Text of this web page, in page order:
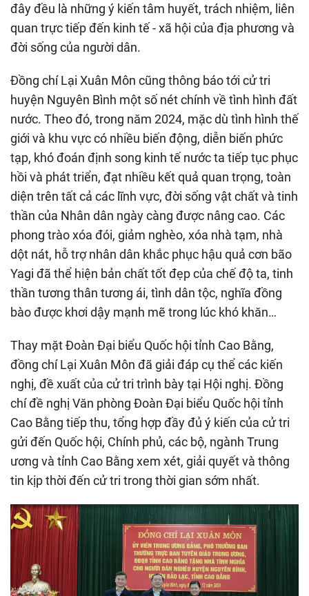
đây đều là những ý kiến tâm huyết, trách nhiệm, liên
quan trực tiếp đến kinh tế - xã hội của địa phương và
đời sống của người dân.
Đồng chí Lại Xuân Môn cũng thông báo tới cử tri
huyện Nguyên Bình một số nét chính về tình hình đất
nước. Theo đó, trong năm 2024, mặc dù tình hình thế
giới và khu vực có nhiều biến động, diễn biến phức
tạp, khó đoán định song kinh tế nước ta tiếp tục phục
hồi và phát triển, đạt nhiều kết quả quan trọng, toàn
diện trên tất cả các lĩnh vực, đời sống vật chất và tinh
thần của Nhân dân ngày càng được nâng cao. Các
phong trào xóa đói, giảm nghèo, xóa nhà tạm, nhà
dột nát, hỗ trợ nhân dân khắc phục hậu quả cơn bão
Yagi đã thể hiện bản chất tốt đẹp của chế độ ta, tinh
thần tương thân tương ái, tình dân tộc, nghĩa đồng
bào được khơi dậy mạnh mẽ trong lúc khó khăn…
Thay mặt Đoàn Đại biểu Quốc hội tỉnh Cao Bằng,
đồng chí Lại Xuân Môn đã giải đáp cụ thể các kiến
nghị, đề xuất của cử tri trình bày tại Hội nghị. Đồng
chí đề nghị Văn phòng Đoàn Đại biểu Quốc hội tỉnh
Cao Bằng tiếp thu, tổng hợp đầy đủ ý kiến của cử tri
gửi đến Quốc hội, Chính phủ, các bộ, ngành Trung
ương và tỉnh Cao Bằng xem xét, giải quyết và thông
tin kịp thời đến cử tri trong thời gian sớm nhất.